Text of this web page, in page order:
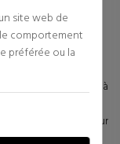
site web de
comportement
préférée ou la
paupières.
du voile coloré à
application facile sur